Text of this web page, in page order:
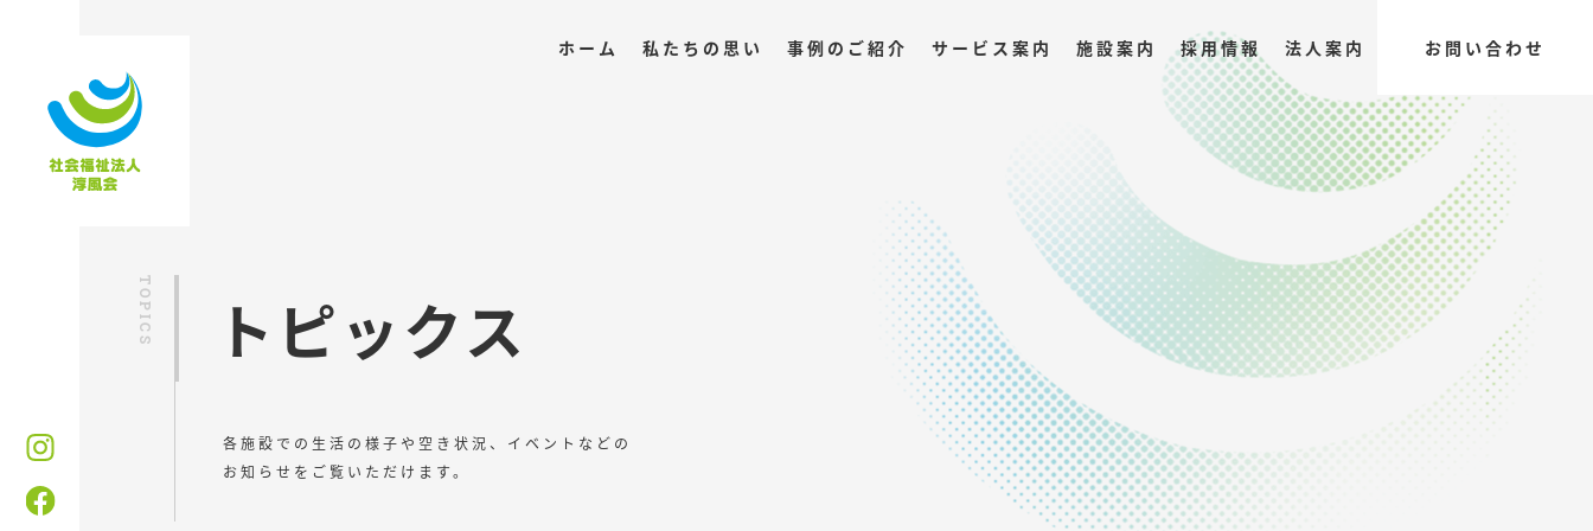
ホーム 私たちの思い 事例のご紹介 サービス案内 施設案内 採用情報 法人案内 お問い合わせ
トピックス
各施設での生活の様子や空き状況、イベントなどの
お知らせをご覧いただけます。